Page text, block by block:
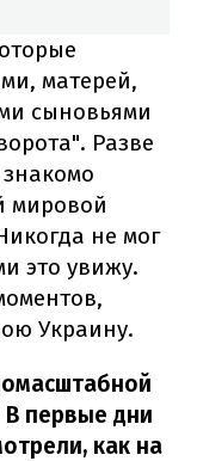
матерей,
сыновьями
Разве
мировой
не мог
это увижу.
Украину.
В первые дни
как на